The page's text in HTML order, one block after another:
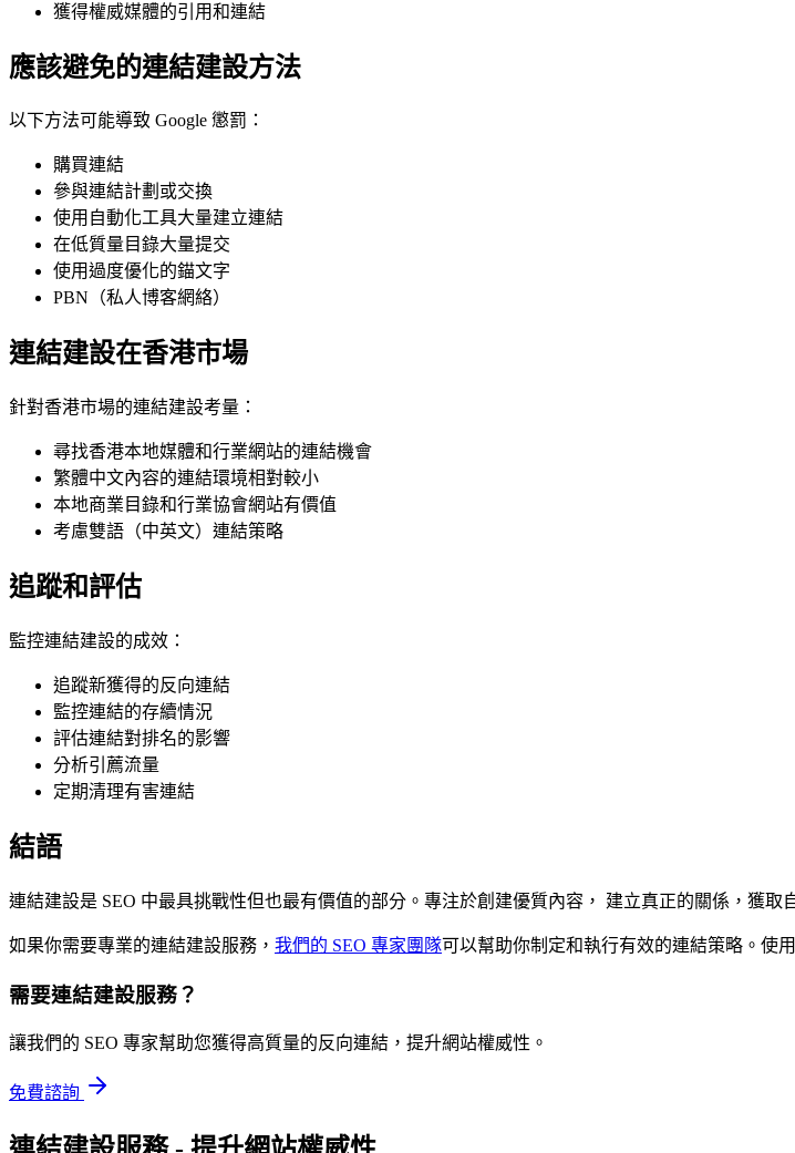
獲得權威媒體的引用和連結
應該避免的連結建設方法
以下方法可能導致 Google 懲罰：
購買連結
參與連結計劃或交換
使用自動化工具大量建立連結
在低質量目錄大量提交
使用過度優化的錨文字
PBN（私人博客網絡）
連結建設在香港市場
針對香港市場的連結建設考量：
尋找香港本地媒體和行業網站的連結機會
繁體中文內容的連結環境相對較小
本地商業目錄和行業協會網站有價值
考慮雙語（中英文）連結策略
追蹤和評估
監控連結建設的成效：
追蹤新獲得的反向連結
監控連結的存續情況
評估連結對排名的影響
分析引薦流量
定期清理有害連結
結語
連結建設是 SEO 中最具挑戰性但也最有價值的部分。專注於創建優質內容， 建立真正的關係，獲取
如果你需要專業的連結建設服務， 我們的 SEO 專家團隊可以幫助你制定和執行有效的連結策略。使
需要連結建設服務？
讓我們的 SEO 專家幫助您獲得高質量的反向連結，提升網站權威性。
免費諮詢